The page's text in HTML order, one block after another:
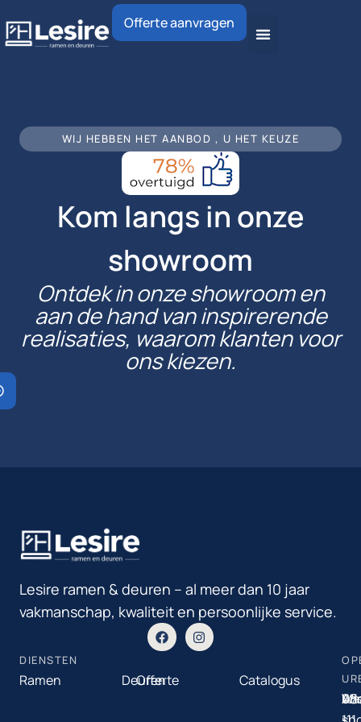
Offerte aanvragen
WIJ HEBBEN HET AANBOD , U HET KEUZE
Kom langs in onze
showroom
Ontdek in onze showroom en
aan de hand van inspirerende
realisaties, waarom klanten voor
ons kiezen.
Lesire ramen & deuren – al meer dan 10 jaar
vakmanschap, kwaliteit en persoonlijke service.
DIENSTEN
Ramen Deuren
Offerte Catalogus